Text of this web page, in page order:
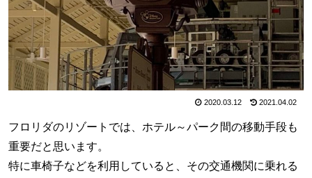
2020.03.12 2021.04.02
フロリダのリゾートでは、ホテル～パーク間の移動手段も
重要だと思います。
特に車椅子などを利用していると、その交通機関に乗れる